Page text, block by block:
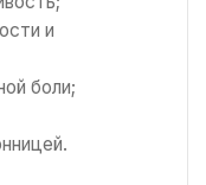
и
боли;